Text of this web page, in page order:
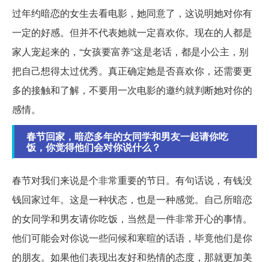
过年约暗恋的女生去看电影，她同意了，这说明她对你有
一定的好感。但并不代表她就一定喜欢你。现在的人都是
家人宠起来的，“女孩要富养”这是老话，都是小公主，别
把自己想得太过优秀。真正确定她是否喜欢你，还需要更
多的接触和了解，不要用一次电影的邀约就判断她对你的
感情。
春节回家，暗恋多年的女同学和男友一起请你吃
饭，你觉得他们会对你说什么？
春节对我们来说是个非常重要的节日。有句话说，有钱没
钱回家过年。这是一种状态，也是一种感觉。自己所暗恋
的女同学和男友请你吃饭，当然是一件非常开心的事情。
他们可能会对你说一些问候和寒暄的话语，毕竟他们是你
的朋友。如果他们表现出友好和热情的态度，那就更加美